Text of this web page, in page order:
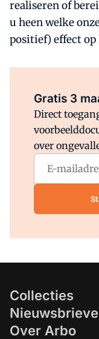
realiseren of
u heen welke
positief) effect op
Gratis 3
Direct
over
Collecties
Over Arbo